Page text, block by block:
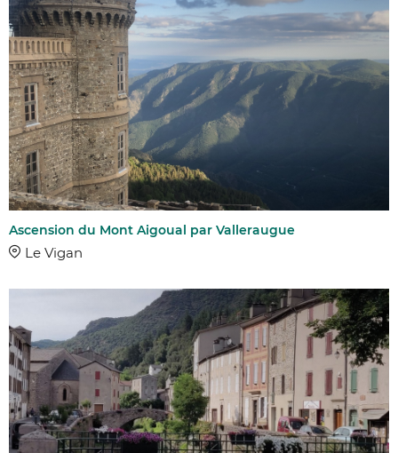
COMMUNES
DISTANCE
Ascension du Mont Aigoual par Valleraugue
Le Vigan